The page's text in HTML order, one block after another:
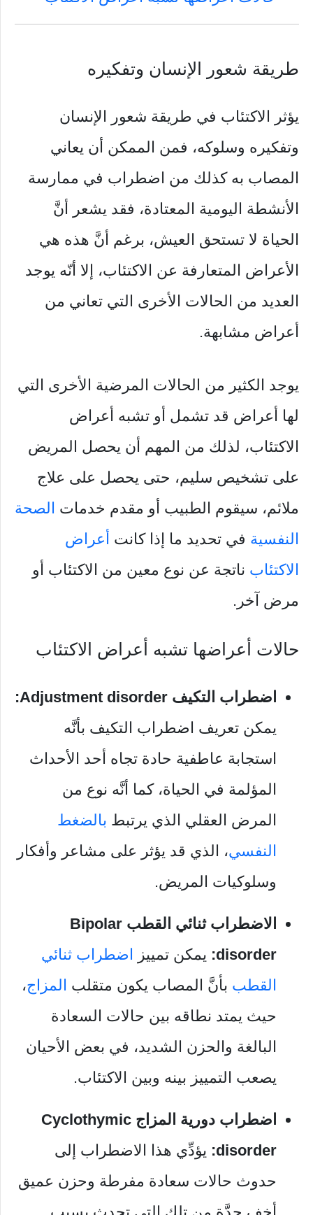
طريقة شعور الإنسان وتفكيره
يؤثر الاكتئاب في طريقة شعور الإنسان
وتفكيره وسلوكه، فمن الممكن أن يعاني
المصاب به كذلك من اضطراب في ممارسة
الأنشطة اليومية المعتادة، فقد يشعر أنَّ
الحياة لا تستحق العيش، برغم أنَّ هذه هي
الأعراض المتعارفة عن الاكتئاب، إلا أنّه يوجد
العديد من الحالات الأخرى التي تعاني من
أعراض مشابهة.
يوجد الكثير من الحالات المرضية الأخرى التي
لها أعراض قد تشمل أو تشبه أعراض
الاكتئاب، لذلك من المهم أن يحصل المريض
على تشخيص سليم، حتى يحصل على علاج
ملائم، سيقوم الطبيب أو مقدم خدمات الصحة
النفسية في تحديد ما إذا كانت أعراض
الاكتئاب ناتجة عن نوع معين من الاكتئاب أو
مرض آخر.
حالات أعراضها تشبه أعراض الاكتئاب
اضطراب التكيف Adjustment disorder:
يمكن تعريف اضطراب التكيف بأنَّه
استجابة عاطفية حادة تجاه أحد الأحداث
المؤلمة في الحياة، كما أنَّه نوع من
المرض العقلي الذي يرتبط بالضغط
النفسي، الذي قد يؤثر على مشاعر وأفكار
وسلوكيات المريض.
الاضطراب ثنائي القطب Bipolar
disorder: يمكن تمييز اضطراب ثنائي
القطب بأنَّ المصاب يكون متقلب المزاج،
حيث يمتد نطاقه بين حالات السعادة
البالغة والحزن الشديد، في بعض الأحيان
يصعب التمييز بينه وبين الاكتئاب.
اضطراب دورية المزاج Cyclothymic
disorder: يؤدِّي هذا الاضطراب إلى
حدوث حالات سعادة مفرطة وحزن عميق